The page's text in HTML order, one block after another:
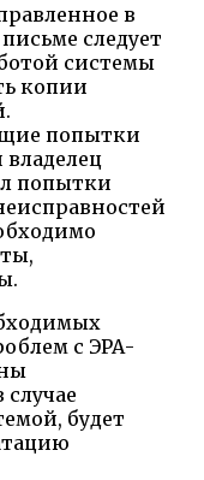
в
следует
системы
копии
попытки
попытки
с ЭРА-
будет